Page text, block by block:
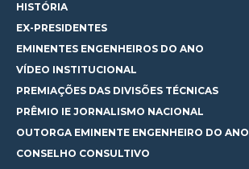
HISTÓRIA
EX-PRESIDENTES
EMINENTES ENGENHEIROS DO ANO
VÍDEO INSTITUCIONAL
PREMIAÇÕES DAS DIVISÕES TÉCNICAS
PRÊMIO IE JORNALISMO NACIONAL
OUTORGA EMINENTE ENGENHEIRO DO ANO
CONSELHO CONSULTIVO